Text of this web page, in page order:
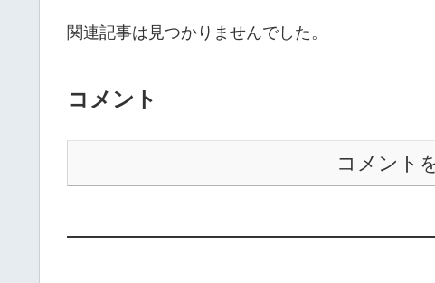
関連記事は見つかりませんでした。
コメント
コメント